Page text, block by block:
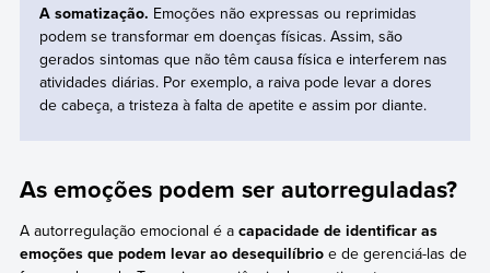
A somatização. Emoções não expressas ou reprimidas
podem se transformar em doenças físicas. Assim, são
gerados sintomas que não têm causa física e interferem nas
atividades diárias. Por exemplo, a raiva pode levar a dores
de cabeça, a tristeza à falta de apetite e assim por diante.
As emoções podem ser autorreguladas?
A autorregulação emocional é a capacidade de identificar as
emoções que podem levar ao desequilíbrioe de gerenciá-las de